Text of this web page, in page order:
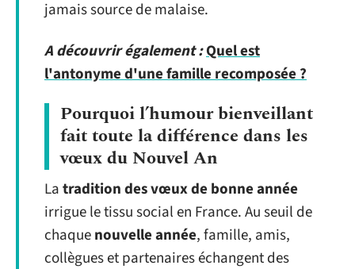
jamais source de malaise.
A découvrir également :Quel est
l'antonyme d'une famille recomposée ?
Pourquoi l’humour bienveillant
fait toute la différence dans les
vœux du Nouvel An
Latradition des vœux de bonne année
irrigue le tissu social en France. Au seuil de
chaquenouvelle année, famille, amis,
collègues et partenaires échangent des